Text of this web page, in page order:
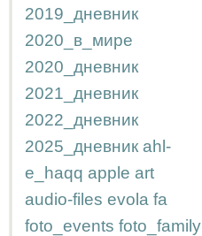
2019_дневник
2020_в_мире
2020_дневник
2021_дневник
2022_дневник
2025_дневник ahl-
e_haqq apple art
audio-files evola fa
foto_events foto_family